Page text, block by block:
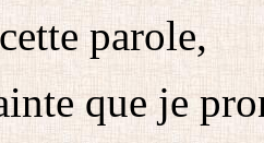
parole,
que je